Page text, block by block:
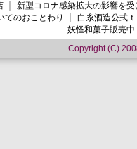
新型コロナ感染拡大の影響を
てのおことわり
白糸酒造公式
妖怪和菓子販売中
Copyright (C)